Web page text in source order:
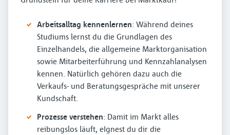
Arbeitsalltag kennenlernen: Während deines
Studiums lernst du die Grundlagen des
Einzelhandels, die allgemeine Marktorganisation
sowie Mitarbeiterführung und Kennzahlanalysen
kennen. Natürlich gehören dazu auch die
Verkaufs- und Beratungsgespräche mit unserer
Kundschaft.
Prozesse verstehen: Damit im Markt alles
reibungslos läuft, eIgnest du dir die